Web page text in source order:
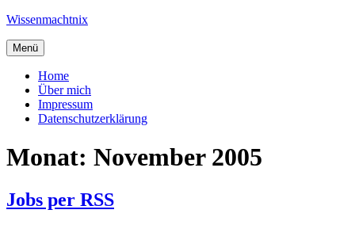
Zum
springen
Wissenmachtnix
Menü
Home
Über mich
Impressum
Datenschutzerklärung
Monat: November 2005
Jobs per RSS